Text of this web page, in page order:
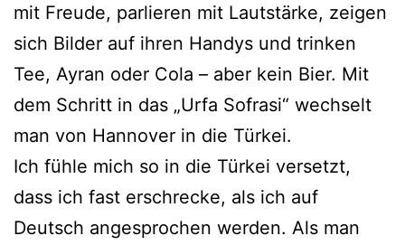
mit Freude, parlieren mit Lautstärke, zeigen
sich Bilder auf ihren Handys und trinken
Tee, Ayran oder Cola – aber kein Bier. Mit
dem Schritt in das „Urfa Sofrasi“ wechselt
man von Hannover in die Türkei.
Ich fühle mich so in die Türkei versetzt,
dass ich fast erschrecke, als ich auf
Deutsch angesprochen werden. Als man